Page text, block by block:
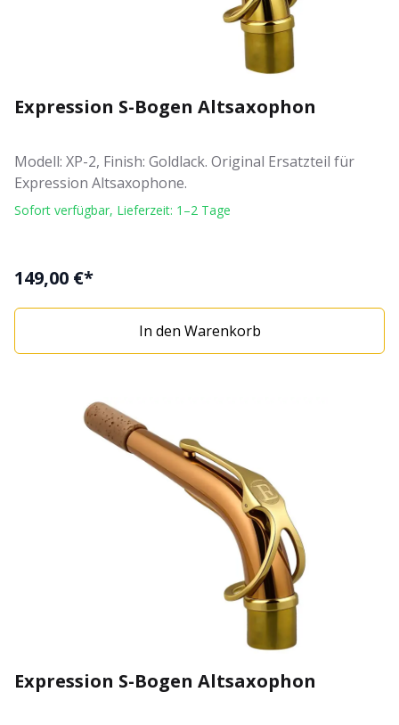
Expression S-Bogen Altsaxophon
Modell: XP-2, Finish: Goldlack. Original Ersatzteil für
Expression Altsaxophone.
Sofort verfügbar, Lieferzeit: 1–2 Tage
149,00 €*
In den Warenkorb
Expression S-Bogen Altsaxophon